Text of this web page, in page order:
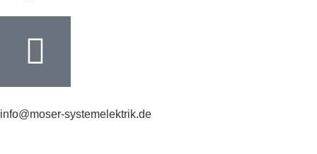
info@moser-systemelektrik.de